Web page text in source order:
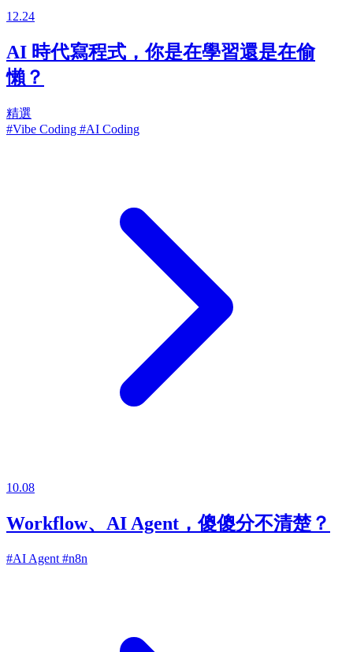
12.24
AI 時代寫程式，你是在學習還是在偷
懶？
精選
#Vibe Coding #AI Coding
10.08
Workflow、AI Agent，傻傻分不清楚？
#AI Agent #n8n